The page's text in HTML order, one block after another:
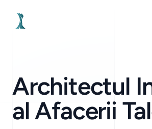
Your Company
Architectul
al Afacerii